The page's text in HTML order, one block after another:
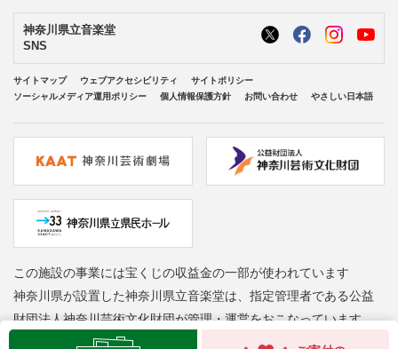
神奈川県立音楽堂
SNS
サイトマップ ウェブアクセシビリティ
サイトポリシー
ソーシャルメディア運用ポリシー
個人情報保護方針 お問い合わせ やさしい日本語
この施設の事業には宝くじの収益金の一部が使われています
神奈川県が設置した神奈川県立音楽堂は、指定管理者である公益
財団法人神奈川芸術文化財団が管理・運営をおこなっています